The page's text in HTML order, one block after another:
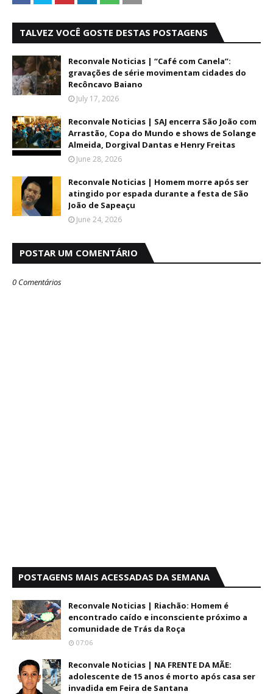
TALVEZ VOCÊ GOSTE DESTAS POSTAGENS
Reconvale Noticias | “Café com Canela”:
gravações de série movimentam cidades do
Recôncavo Baiano
July 17, 2026
Reconvale Noticias | SAJ encerra São João com
Arrastão, Copa do Mundo e shows de Solange
Almeida, Dorgival Dantas e Henry Freitas
June 28, 2026
Reconvale Noticias | Homem morre após ser
atingido por espada durante a festa de São
João de Sapeaçu
June 24, 2026
POSTAR UM COMENTÁRIO
0 Comentários
POSTAGENS MAIS ACESSADAS DA SEMANA
Reconvale Noticias | Riachão: Homem é
encontrado caído e inconsciente próximo a
comunidade de Trás da Roça
07:06
Reconvale Noticias | NA FRENTE DA MÃE:
adolescente de 15 anos é morto após casa ser
invadida em Feira de Santana